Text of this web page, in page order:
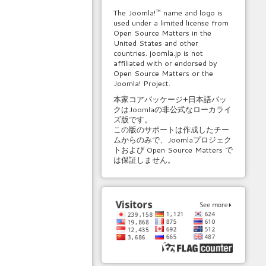
The Joomla!™ name and logo is
used under a limited license from
Open Source Matters in the
United States and other
countries. joomla.jp is not
affiliated with or endorsed by
Open Source Matters or the
Joomla! Project.
本家コアパッケージ+日本語パッ
クはJoomlaの非公式なローカライ
ズ版です。
この版のサポートは作成したチー
ムからのみで、Joomlaプロジェク
トおよび Open Source Matters で
は保証しません。